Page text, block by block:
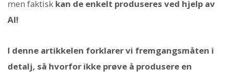
men faktisk kan de enkelt produseres ved hjelp av
AI!
I denne artikkelen forklarer vi fremgangsmåten i
detalj, så hvorfor ikke prøve å produsere en